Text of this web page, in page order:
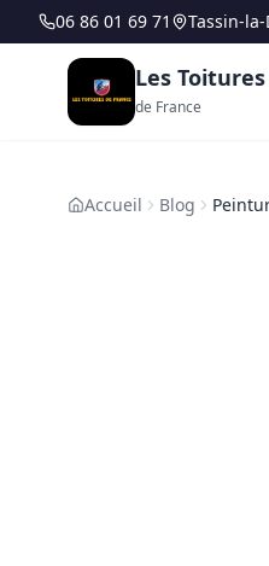
06 86 01 69 71 Tassin-
Les Toitures
de France
Accueil Blog